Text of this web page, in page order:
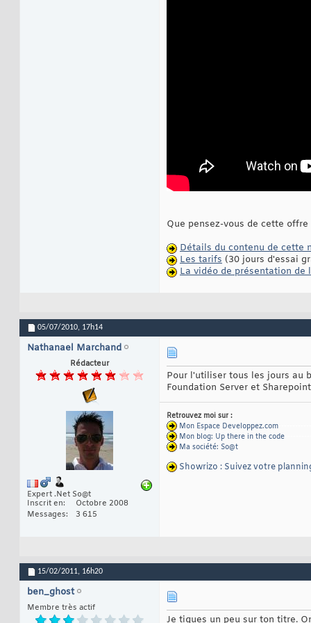
Que pensez-vous de cette
Détails du contenu de cette
Les tarifs (30 jours d'essai
La vidéo de présentation de
05/07/2010, 17h14
Nathanael Marchand
Rédacteur
Expert .Net So@t
Inscrit en
Octobre 2008
Messages
3 615
Pour l'utiliser tous les jours au
Foundation Server et
Retrouvez moi sur :
Mon Espace Developpez.com
Mon blog: Up there in the code
Ma société: So@t
Showrizo : Suivez votre
15/02/2011, 16h20
ben_ghost
Membre très actif
Je tiques un peu sur ton titre.